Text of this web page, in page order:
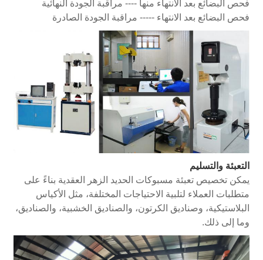
فحص البضائع بعد الانتهاء منها ---- مراقبة الجودة النهائية
فحص البضائع بعد الانتهاء ----- مراقبة الجودة الصادرة
التعبئة والتسليم
يمكن تخصيص تعبئة مسبوكات الحديد الزهر العقدية بناءً على
متطلبات العملاء لتلبية الاحتياجات المختلفة، مثل الأكياس
البلاستيكية، وصناديق الكرتون، والصناديق الخشبية، والصناديق،
وما إلى ذلك.